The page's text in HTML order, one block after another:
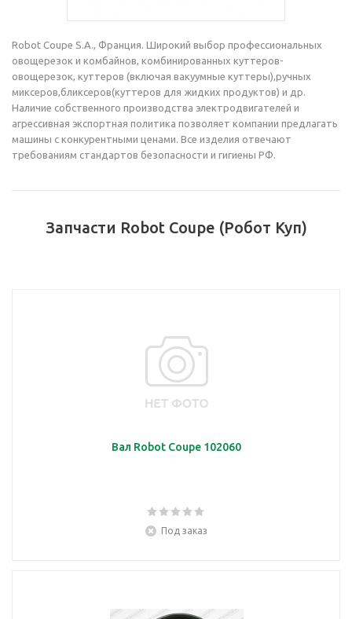
Robot Coupe S.A., Франция. Широкий выбор профессиональных
овощерезок и комбайнов, комбинированных куттеров-
овощерезок, куттеров (включая вакуумные куттеры),ручных
миксеров,бликсеров(куттеров для жидких продуктов) и др.
Наличие собственного производства электродвигателей и
агрессивная экспортная политика позволяет компании предлагать
машины с конкурентными ценами. Все изделия отвечают
требованиям стандартов безопасности и гигиены РФ.
Запчасти Robot Coupe (Робот Куп)
Вал Robot Coupe 102060
Под заказ